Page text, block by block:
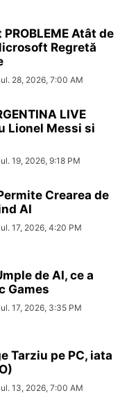
PROBLEME Atât de
Regretă
28, 2026, 7:00 AM
LIVE
Lionel Messi si
19, 2026, 9:18 PM
Crearea de
AI
17, 2026, 4:20 PM
de AI, ce a
Games
17, 2026, 3:35 PM
Tarziu pe PC, iata
13, 2026, 7:00 AM